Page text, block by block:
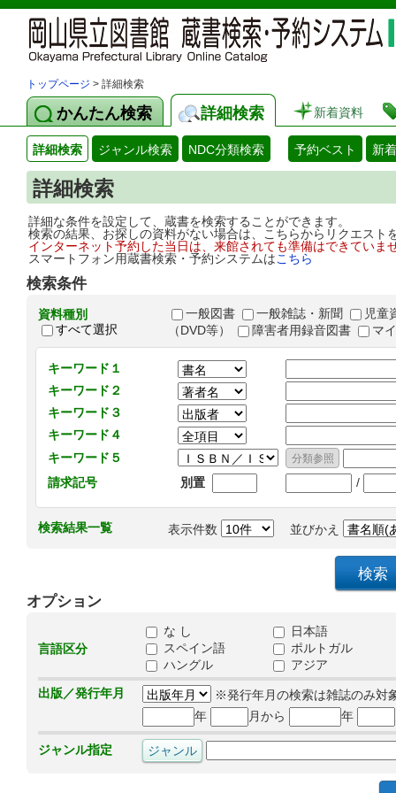
トップページ > 詳細検索
かんたん検索 詳細検索 新着資料
詳細検索 ジャンル検索 NDC分類検索 予約ベスト 新
詳細検索
詳細な条件を設定して、蔵書を検索することができます。
検索の結果、お探しの資料がない場合は、こちらからリクエス
インターネット予約した当日は、来館されても準備はできてい
スマートフォン用蔵書検索・予約システムはこちら
検索条件
資料種別
すべて選択
一般図書 一般雑誌・新聞
児童
（DVD等）
障害者用録音図書 マ
キーワード１
キーワード２
キーワード３
キーワード４
キーワード５
請求記号
別置 /
検索結果一覧 表示件数 並びかえ
オプション
言語区分
な し
日本語
スペイン語
ポルトガル
ハングル
アジア
出版／発行年月
※発行年月の検索は雑誌のみ対
年
月から 年
ジャンル指定